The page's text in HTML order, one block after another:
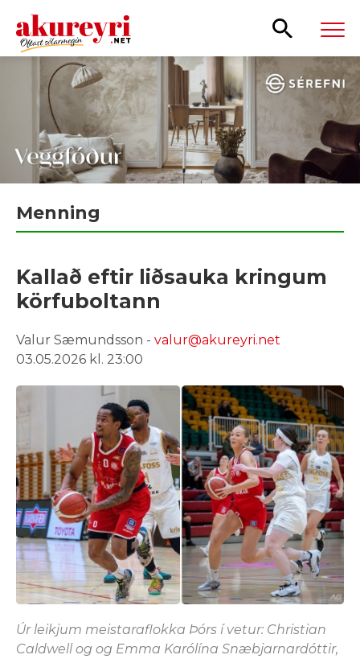
Leita
Menning
Kallað eftir liðsauka kringum
körfuboltann
Valur Sæmundsson - valur@akureyri.net
03.05.2026 kl. 23:00
Úr leikjum meistaraflokka Þórs í vetur: Christian
Caldwell og og Emma Karólína Snæbjarnardóttir,